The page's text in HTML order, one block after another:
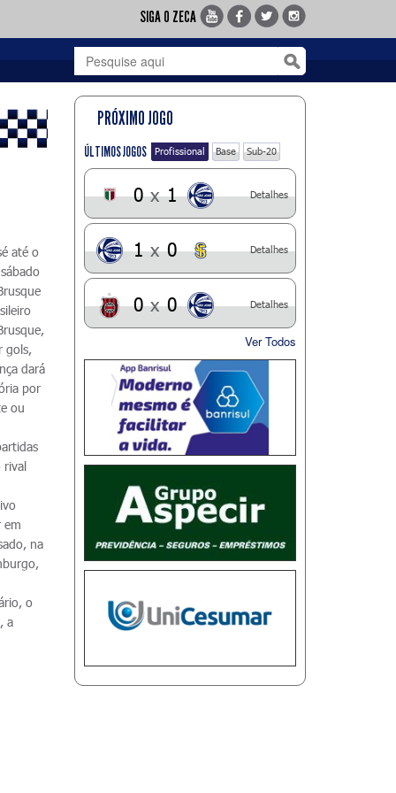
SIGA O ZECA
até o
gols,
dará
por
ou
rival
em
na
o
a
PRÓXIMO JOGO
ÚLTIMOS JOGOS Profissional Base Sub-20
0 x 1 Detalhes
1 x 0 Detalhes
0 x 0 Detalhes
Ver Todos